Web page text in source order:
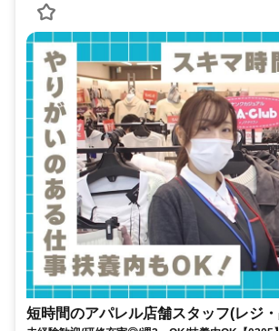
短時間のアパレル店舗スタッフ(レジ